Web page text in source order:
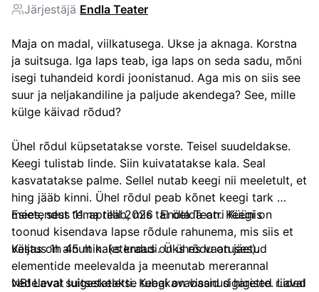
Järjestäjä Endla Teater
Maja on madal, viilkatusega. Ukse ja aknaga. Korstna
ja suitsuga. Iga laps teab, iga laps on seda sadu, mõni
isegi tuhandeid kordi joonistanud. Aga mis on siis see
suur ja neljakandiline ja paljude akendega? See, mille
külge käivad rõdud?
Ühel rõdul küpsetatakse vorste. Teisel suudeldakse.
Keegi tulistab linde. Siin kuivatatakse kala. Seal
kasvatatakse palme. Sellel nutab keegi nii meeletult, et
hing jääb kinni. Ühel rõdul peab kõnet keegi tark
mees, sest tema teab, mis tal öelda on. Keegi on
toonud kisendava lapse rõdule rahunema, mis siis et
väljas on ainult kaks kraadi. Üks rõdu on jäetud
elementide meelevalda ja meenutab mererannal
vedelevat luigeskeletti. Keegi on visanud higised riided
Esietendus 11. aprillil 2026  Endla Teatri Küünis
Kestus 1h 45 min. (etendus on ühes vaatuses).
NB! Laval suitsetatakse tubakavabasid sigarette. Laval